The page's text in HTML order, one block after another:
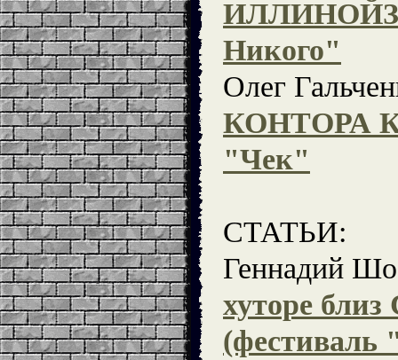
ИЛЛИНОЙЗ
Никого"
Олег
КОНТОРА
"Чек"
СТАТЬИ:
Геннадий
хуторе
(фестиваль